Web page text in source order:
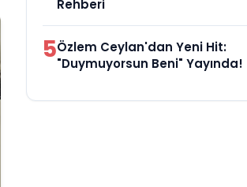
Rehberi
5Özlem Ceylan'dan Yeni Hit:
"Duymuyorsun Beni" Yayında!